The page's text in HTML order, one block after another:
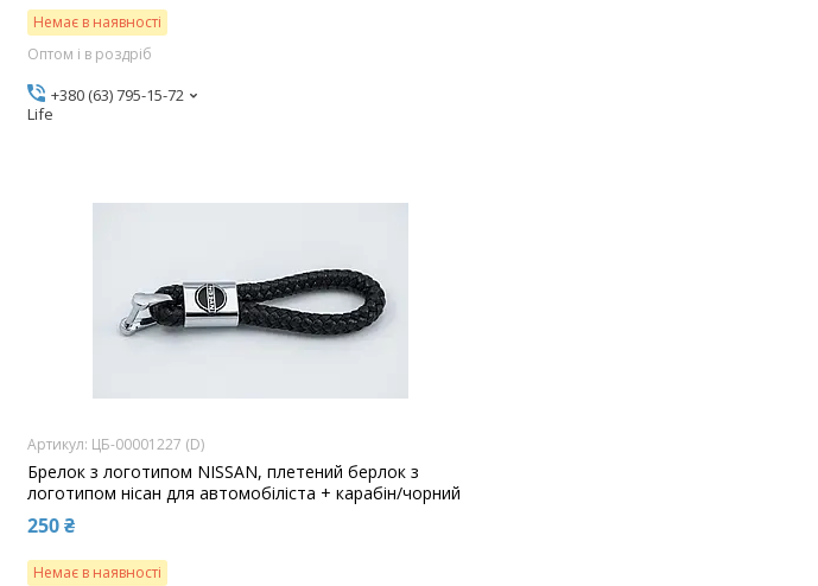
Немає в наявності
Оптом і в роздріб
+380 (63) 795-15-72
Life
ЦБ-00001227 (D)
Брелок з логотипом NISSAN, плетений берлок з
логотипом нісан для автомобіліста + карабін/чорний
250 ₴
Немає в наявності